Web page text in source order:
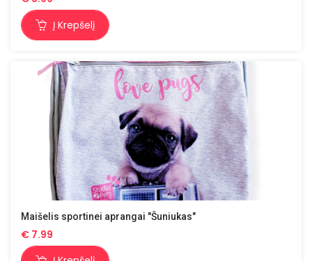
Į Krepšelį
Maišelis sportinei aprangai "Šuniukas"
€ 7.99